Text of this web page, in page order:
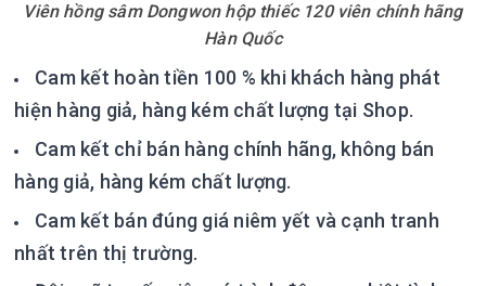
Viên hồng sâm Dongwon hộp thiếc 120 viên chính hãng
Hàn Quốc
Cam kết hoàn tiền 100 % khi khách hàng phát
hiện hàng giả, hàng kém chất lượng tại Shop.
Cam kết chỉ bán hàng chính hãng, không bán
hàng giả, hàng kém chất lượng.
Cam kết bán đúng giá niêm yết và cạnh tranh
nhất trên thị trường.